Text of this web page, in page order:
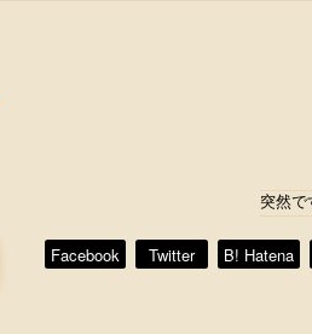
突然で
Facebook Twitter B! Hatena